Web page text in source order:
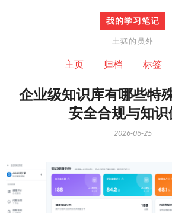
我的学习笔记
土猛的员外
主页 归档 标签
企业级知识库有哪些特
安全合规与知
2026-06-25